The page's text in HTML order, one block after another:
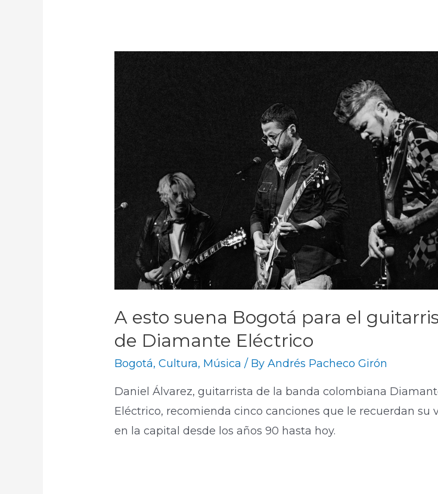
A esto suena Bogotá para el
de Diamante Eléctrico
Bogotá,Cultura, Música / ByAndrés Pacheco Girón
Daniel Álvarez, guitarrista de la banda colombiana
Eléctrico, recomienda cinco canciones que le recuerdan su
en la capital desde los años 90 hasta hoy.